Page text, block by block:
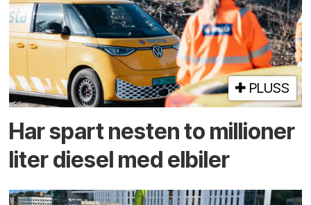
PLUSS
Har spart nesten to millioner
liter diesel med elbiler